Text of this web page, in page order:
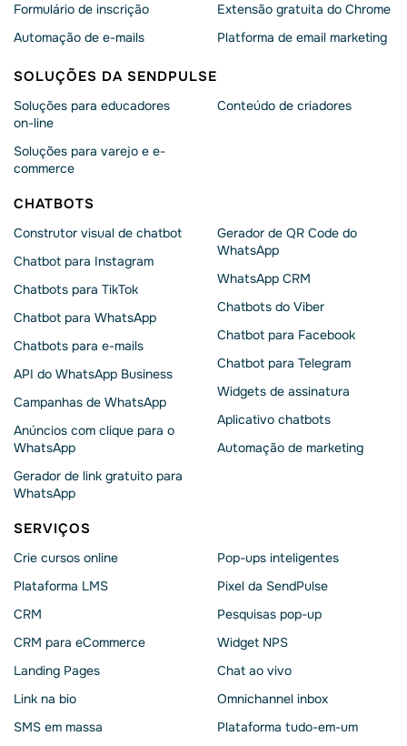
Formulário de inscrição
Automação de e-mails
Extensão gratuita do Chrome
Platforma de email marketing
SOLUÇÕES DA SENDPULSE
Soluções para educadores
on-line
Soluções para varejo e e-
commerce
Conteúdo de criadores
CHATBOTS
Construtor visual de chatbot
Chatbot para Instagram
Chatbots para TikTok
Chatbot para WhatsApp
Chatbots para e-mails
API do WhatsApp Business
Campanhas de WhatsApp
Anúncios com clique para o
WhatsApp
Gerador de link gratuito para
WhatsApp
Gerador de QR Code do
WhatsApp
WhatsApp CRM
Chatbots do Viber
Chatbot para Facebook
Chatbot para Telegram
Widgets de assinatura
Aplicativo chatbots
Automação de marketing
SERVIÇOS
Crie cursos online
Plataforma LMS
CRM
CRM para eCommerce
Landing Pages
Link na bio
SMS em massa
Pop-ups inteligentes
Pixel da SendPulse
Pesquisas pop-up
Widget NPS
Chat ao vivo
Omnichannel inbox
Plataforma tudo-em-um